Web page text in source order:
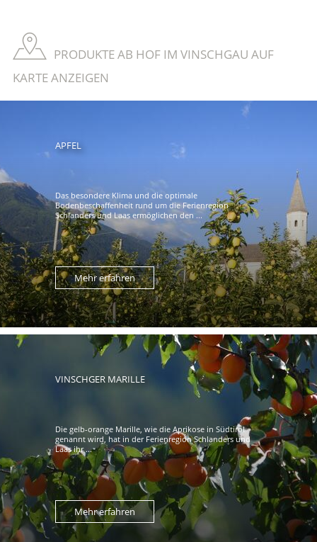
PRODUKTE AB HOF IM VINSCHGAU AUF
KARTE ANZEIGEN
APFEL
Das besondere Klima und die optimale
Bodenbeschaffenheit rund um die Ferienregion
Schlanders und Laas ermöglichen den ...
Mehr erfahren
VINSCHGER MARILLE
Die gelb-orange Marille, wie die Aprikose in Südtirol
genannt wird, hat in der Ferienregion Schlanders und
Laas ihr ...
Mehr erfahren